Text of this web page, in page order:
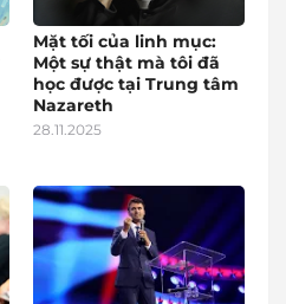
Mặt tối của linh mục:
Một sự thật mà tôi đã
học được tại Trung tâm
Nazareth
28.11.2025